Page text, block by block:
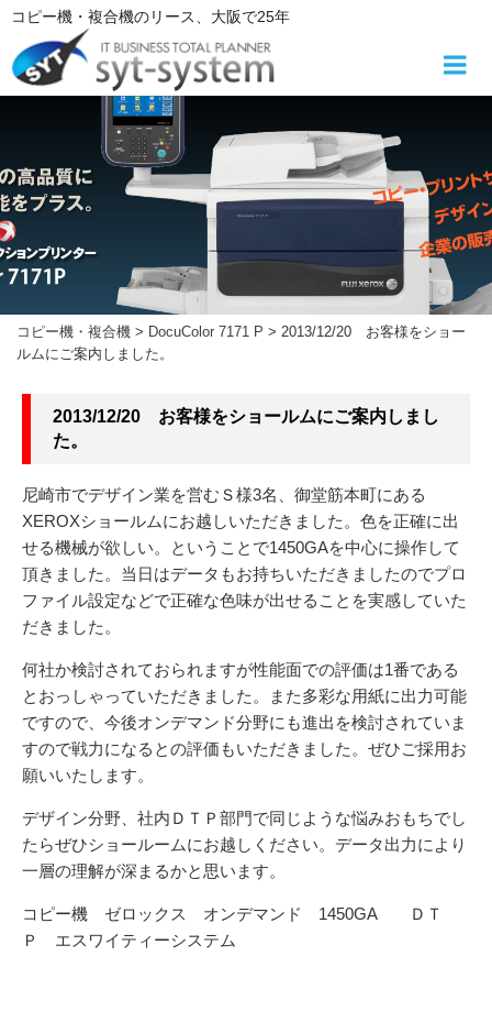
コ
テ
ス
キ
ッ
プ
コピー機・複合機のリース 、大阪で25年
コピー機・複合機 > DocuColor 7171 P > 2013/12/20 お客様をショー
ルムにご案内しました。
2013/12/20 お客様をショールムにご案内しまし
た。
尼崎市でデザイン業を営むＳ様3名、御堂筋本町にある
XEROXショールムにお越しいただきました。色を正確に出
せる機械が欲しい。ということで1450GAを中心に操作して
頂きました。当日はデータもお持ちいただきましたのでプロ
ファイル設定などで正確な色味が出せることを実感していた
だきました。
何社か検討されておられますが性能面での評価は1番である
とおっしゃっていただきました。また多彩な用紙に出力可能
ですので、今後オンデマンド分野にも進出を検討されていま
すので戦力になるとの評価もいただきました。ぜひご採用お
願いいたします。
デザイン分野、社内ＤＴＰ部門で同じような悩みおもちでし
たらぜひショールームにお越しください。データ出力により
一層の理解が深まるかと思います。
コピー機 ゼロックス オンデマンド 1450GA ＤＴ
Ｐ エスワイティーシステム